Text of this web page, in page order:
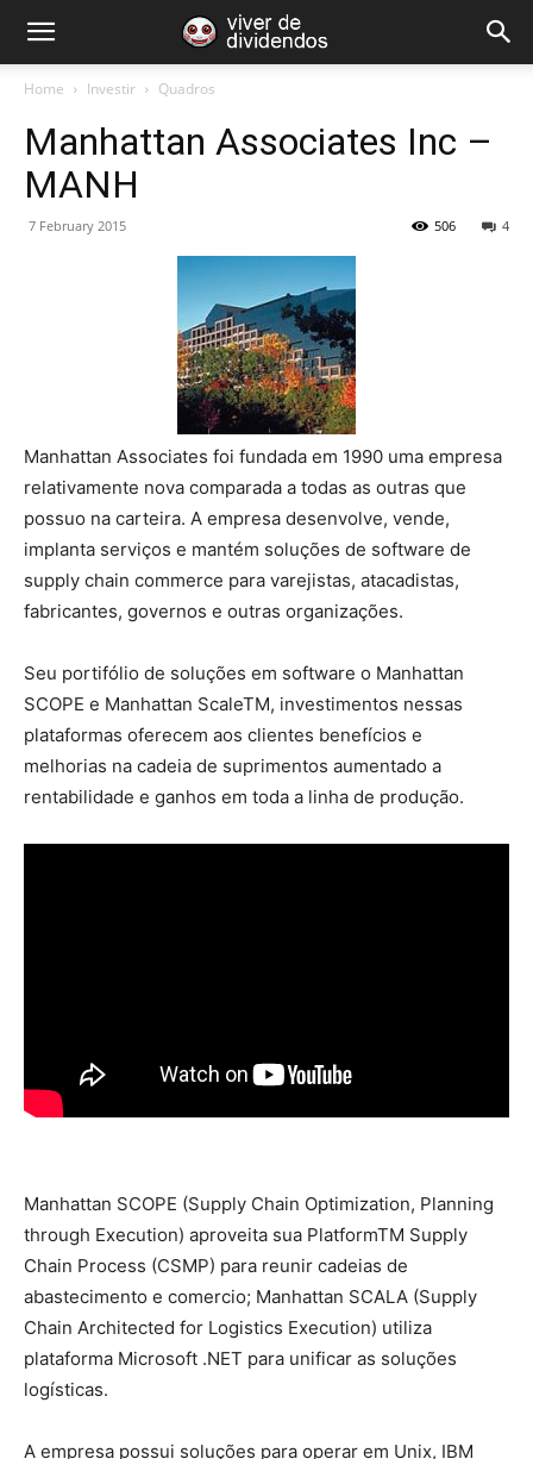
Home Investir Quadros
Manhattan Associates Inc –
MANH
7 February 2015 4
506
Manhattan Associates foi fundada em 1990 uma empresa
relativamente nova comparada a todas as outras que
possuo na carteira. A empresa desenvolve, vende,
implanta serviços e mantém soluções de software de
supply chain commerce para varejistas, atacadistas,
fabricantes, governos e outras organizações.
Seu portifólio de soluções em software o Manhattan
SCOPE e Manhattan ScaleTM, investimentos nessas
plataformas oferecem aos clientes benefícios e
melhorias na cadeia de suprimentos aumentado a
rentabilidade e ganhos em toda a linha de produção.
Manhattan SCOPE (Supply Chain Optimization, Planning
through Execution) aproveita sua PlatformTM Supply
Chain Process (CSMP) para reunir cadeias de
abastecimento e comercio; Manhattan SCALA (Supply
Chain Architected for Logistics Execution) utiliza
plataforma Microsoft .NET para unificar as soluções
logísticas.
A empresa possui soluções para operar em Unix, IBM